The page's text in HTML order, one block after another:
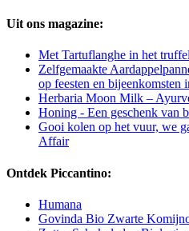
Uit ons magazine:
Met Tartuflanghe in het
Zelfgemaakte
op feesten en bijeenkomsten
Herbaria Moon Milk –
Honing - Een geschenk van
Gooi kolen op het vuur, we
Affair
Ontdek Piccantino:
Humana
Govinda Bio Zwarte